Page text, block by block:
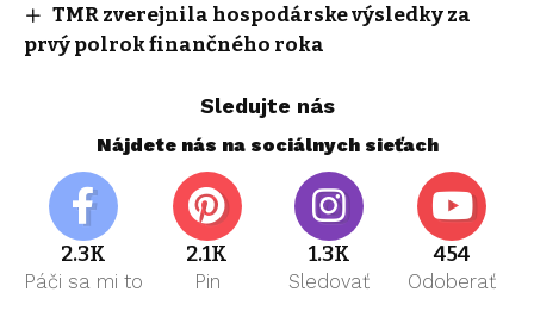
TMR zverejnila hospodárske výsledky za
prvý polrok finančného roka
Sledujte nás
Nájdete nás na sociálnych sieťach
2.3K
Páči sa mi to
2.1K
Pin
1.3K
Sledovať
454
Odoberať